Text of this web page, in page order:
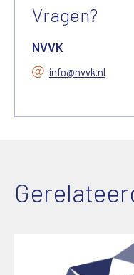
Vragen?
NVVK
info@nvvk.nl